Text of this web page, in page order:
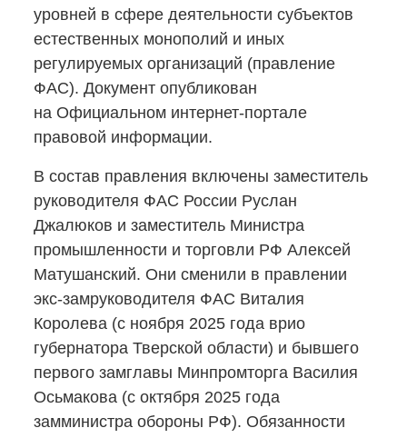
уровней в сфере деятельности субъектов
естественных монополий и иных
регулируемых организаций (правление
ФАС). Документ опубликован
на Официальном интернет-портале
правовой информации.
В состав правления включены заместитель
руководителя ФАС России Руслан
Джалюков и заместитель Министра
промышленности и торговли РФ Алексей
Матушанский. Они сменили в правлении
экс-замруководителя ФАС Виталия
Королева (с ноября 2025 года врио
губернатора Тверской области) и бывшего
первого замглавы Минпромторга Василия
Осьмакова (с октября 2025 года
замминистра обороны РФ). Обязанности